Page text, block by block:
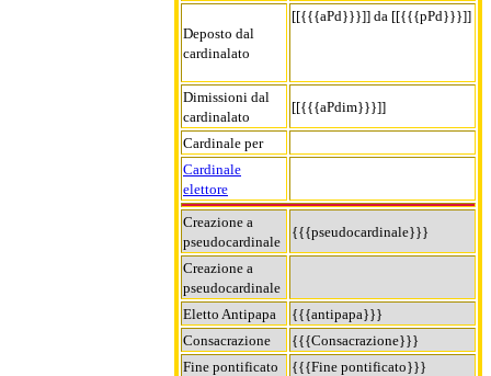
Deposto dal
cardinalato
[[{{{aPd}}}]] da [[{{{pPd}}}]]
Dimissioni dal
cardinalato
[[{{{aPdim}}}]]
Cardinale per
Cardinale
elettore
Creazione a
pseudocardinale
{{{pseudocardinale}}}
Creazione a
pseudocardinale
Eletto Antipapa
{{{antipapa}}}
Consacrazione
{{{Consacrazione}}}
Fine pontificato
{{{Fine pontificato}}}